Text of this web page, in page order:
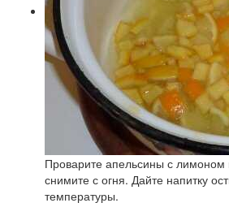
Проварите апельсины с лимоном
снимите с огня. Дайте напитку
температуры.